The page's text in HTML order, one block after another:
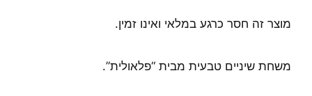
מוצר זה חסר כרגע במלאי ואינו זמין.
משחת שיניים טבעית מבית “פלאולית”.